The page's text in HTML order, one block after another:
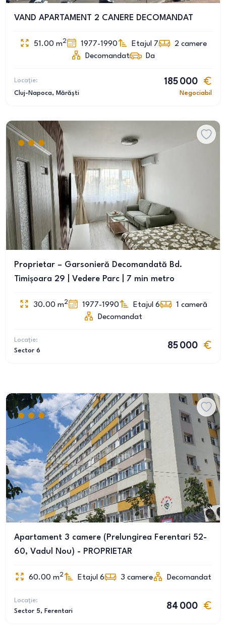
VAND APARTAMENT 2 CANERE DECOMANDAT
51.00 m2 1977-1990 Etajul 7 2 camere
Decomandat
Da
Locație:
Cluj-Napoca, Mărăști
185 000
Negociabil
Proprietar – Garsonieră Decomandată Bd.
Timișoara 29 | Vedere Parc | 7 min metro
30.00 m2 1977-1990 Etajul 6 1 cameră
Decomandat
Locație:
Sector 6
85 000
Apartament 3 camere (Prelungirea Ferentari 52-
60, Vadul Nou) - PROPRIETAR
60.00 m2 Etajul 6 3 camere Decomandat
Locație:
Sector 5, Ferentari
84 000